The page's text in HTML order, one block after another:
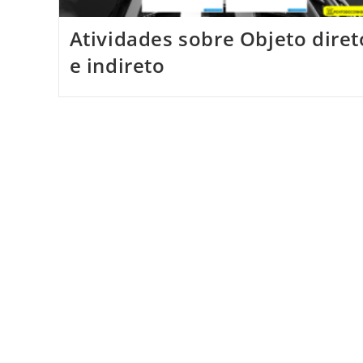
Atividades sobre Objeto
e indireto